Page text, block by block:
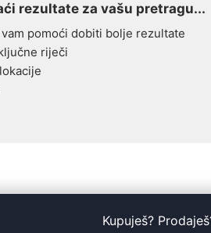
rezultate za vašu pretragu...
pomoći dobiti bolje rezultate
riječi
Kupuješ?